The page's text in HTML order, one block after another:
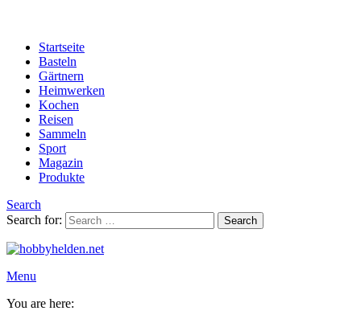
Startseite
Basteln
Gärtnern
Heimwerken
Kochen
Reisen
Sammeln
Sport
Magazin
Produkte
Search
Search for:
Search
Menu
You are here: